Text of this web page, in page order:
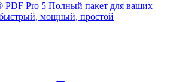
PDF Pro 5 Полный пакет для ваших
мощный, простой